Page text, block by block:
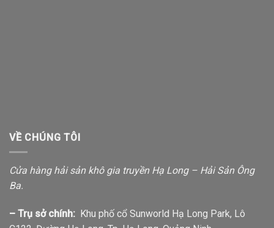
VỀ CHÚNG TÔI
Cửa hàng hải sản khô gia truyền Hạ Long – Hải Sản Ông
Ba.
– Trụ sở chính: Khu phố cổ Sunworld Hạ Long Park, Lô